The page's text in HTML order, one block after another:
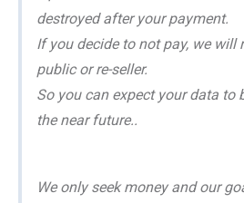
destroyed after your payment.
If you decide to not pay, we will
public or re-seller.
So you can expect your data to
the near future..
We only seek money and our